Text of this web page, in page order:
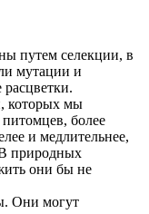
путем селекции, в
мутации и
которых мы
более
и медлительнее,
природных
они бы не
Они могут